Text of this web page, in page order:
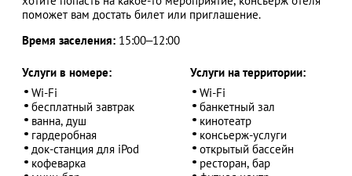
поможет вам достать билет или приглашение.
Время заселения: 15:00–12:00
Услуги в номере:
Wi-Fi
бесплатный завтрак
ванна, душ
гардеробная
док-станция для iPod
кофеварка
Услуги на территории:
Wi-Fi
банкетный зал
кинотеатр
консьерж-услуги
открытый бассейн
ресторан, бар